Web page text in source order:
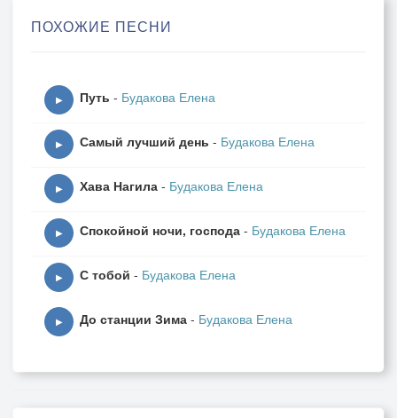
Romantică,
Romantică,
Romantica
Mi-e tristeţea şi inima,
Cărunteţea şi lacrima,
ПОХОЖИЕ ПЕСНИ
▶ Путь - Будакова Елена
▶ Самый лучший день - Будакова Елена
▶ Хава Нагила - Будакова Елена
▶ Спокойной ночи, господа - Будакова Елена
▶ С тобой - Будакова Елена
▶ До станции Зима - Будакова Елена